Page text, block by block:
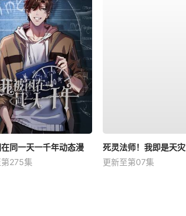
同一天一千年动态漫
275集
死灵法师！我即是天灾
更新至第07集